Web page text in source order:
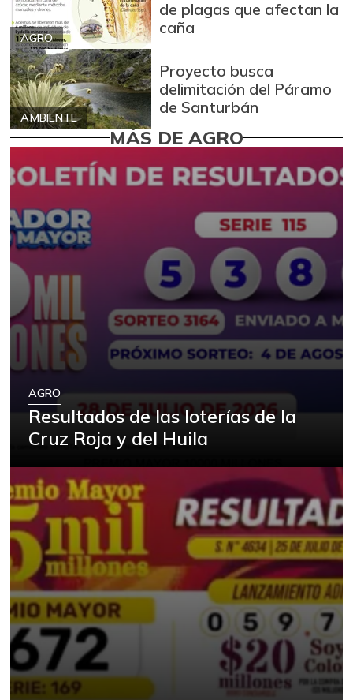
AGRO
de plagas que afectan la
caña
AMBIENTE
Proyecto busca
delimitación del Páramo
de Santurbán
MÁS DE AGRO
AGRO
Resultados de las loterías de la
Cruz Roja y del Huila